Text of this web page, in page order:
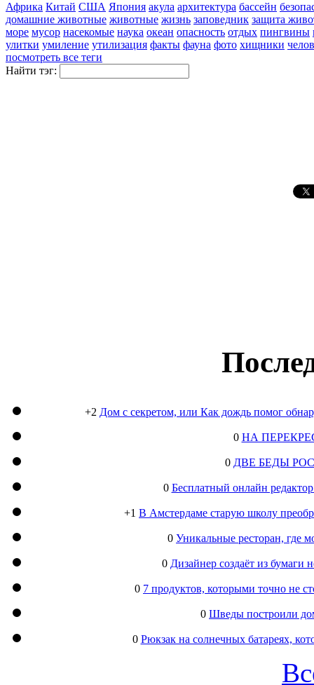
Африка Китай США Япония акула архитектура бассейн
домашние животные животные жизнь заповедник защита
море мусор насекомые наука океан опасность отдых пингвины
улитки умиление утилизация факты фауна фото хищники
посмотреть все теги
Найти тэг:
+2 Дом с секретом, или Как дождь помог
0 НА
0 ДВЕ БЕДЫ
0 Бесплатный онлайн
+1 В Амстердаме старую школу
0 Уникальные ресторан, где
0 Дизайнер создаёт из
0 7 продуктов, которыми точно не
0 Шведы построили
0 Рюкзак на солнечных батареях,